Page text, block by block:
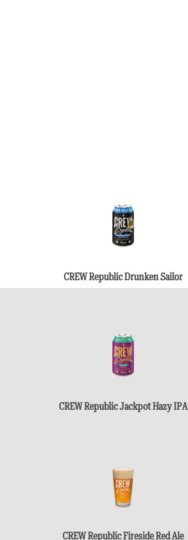
CREW Republic Drunken Sailor
CREW Republic Jackpot Hazy IPA
CREW Republic Fireside Red Ale